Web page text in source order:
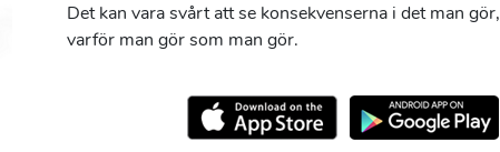
Det kan vara svårt att se konsekvenserna i det man gör,
varför man gör som man gör.